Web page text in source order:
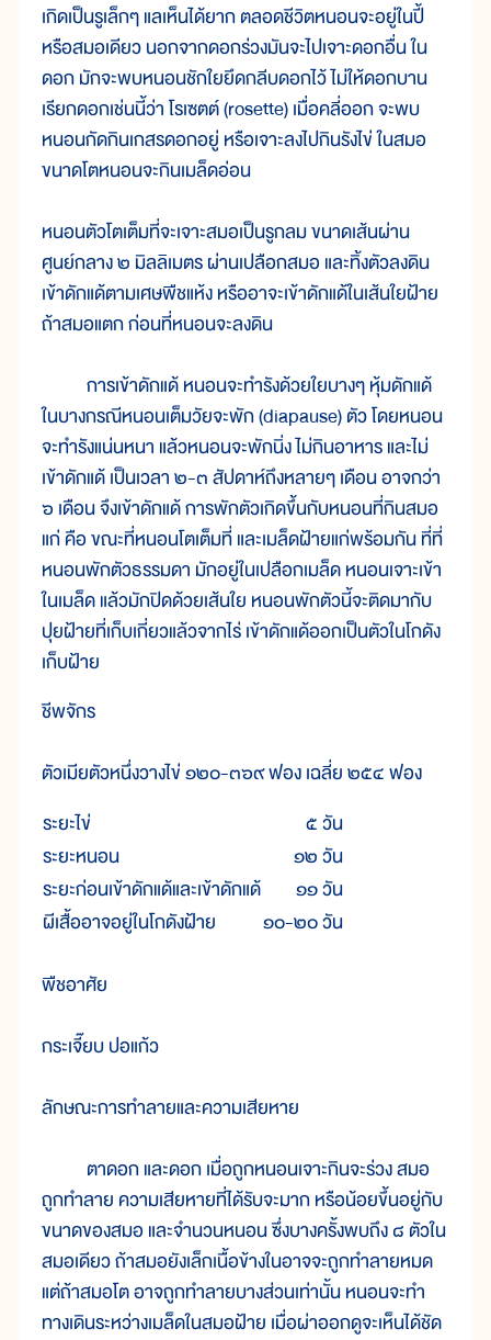
เกิดเป็นรูเล็กๆ แลเห็นได้ยาก ตลอดชีวิตหนอนจะอยู่ในปี้
หรือสมอเดียว นอกจากดอกร่วงมันจะไปเจาะดอกอื่น ใน
ดอก มักจะพบหนอนชักใยยึดกลีบดอกไว้ ไม่ให้ดอกบาน
เรียกดอกเช่นนี้ว่า โรเซตต์ (rosette) เมื่อคลี่ออก จะพบ
หนอนกัดกินเกสรดอกอยู่ หรือเจาะลงไปกินรังไข่ ในสมอ
ขนาดโตหนอนจะกินเมล็ดอ่อน
หนอนตัวโตเต็มที่จะเจาะสมอเป็นรูกลม ขนาดเส้นผ่าน
ศูนย์กลาง ๒ มิลลิเมตร ผ่านเปลือกสมอ และทิ้งตัวลงดิน
เข้าดักแด้ตามเศษพืชแห้ง หรืออาจะเข้าดักแด้ในเส้นใยฝ้าย
ถ้าสมอแตก ก่อนที่หนอนจะลงดิน
การเข้าดักแด้ หนอนจะทำรังด้วยใยบางๆ หุ้มดักแด้
ในบางกรณีหนอนเต็มวัยจะพัก (diapause) ตัว โดยหนอน
จะทำรังแน่นหนา แล้วหนอนจะพักนิ่ง ไม่กินอาหาร และไม่
เข้าดักแด้ เป็นเวลา ๒-๓ สัปดาห์ถึงหลายๆ เดือน อาจกว่า
๖ เดือน จึงเข้าดักแด้ การพักตัวเกิดขึ้นกับหนอนที่กินสมอ
แก่ คือ ขณะที่หนอนโตเต็มที่ และเมล็ดฝ้ายแก่พร้อมกัน ที่ที่
หนอนพักตัวธรรมดา มักอยู่ในเปลือกเมล็ด หนอนเจาะเข้า
ในเมล็ด แล้วมักปิดด้วยเส้นใย หนอนพักตัวนี้จะติดมากับ
ปุยฝ้ายที่เก็บเกี่ยวแล้วจากไร่ เข้าดักแด้ออกเป็นตัวในโกดัง
เก็บฝ้าย
ชีพจักร
ตัวเมียตัวหนึ่งวางไข่ ๑๒๐-๓๖๙ ฟอง เฉลี่ย ๒๕๔ ฟอง
ระยะไข่
๕ วัน
ระยะหนอน
๑๒ วัน
ระยะก่อนเข้าดักแด้และเข้าดักแด้
๑๑ วัน
ผีเสื้ออาจอยู่ในโกดังฝ้าย
๑๐-๒๐ วัน
พืชอาศัย
กระเจี๊ยบ ปอแก้ว
ลักษณะการทำลายและความเสียหาย
ตาดอก และดอก เมื่อถูกหนอนเจาะกินจะร่วง สมอ
ถูกทำลาย ความเสียหายที่ได้รับจะมาก หรือน้อยขึ้นอยู่กับ
ขนาดของสมอ และจำนวนหนอน ซึ่งบางครั้งพบถึง ๘ ตัวใน
สมอเดียว ถ้าสมอยังเล็กเนื้อข้างในอาจจะถูกทำลายหมด
แต่ถ้าสมอโต อาจถูกทำลายบางส่วนเท่านั้น หนอนจะทำ
ทางเดินระหว่างเมล็ดในสมอฝ้าย เมื่อผ่าออกดูจะเห็นได้ชัด